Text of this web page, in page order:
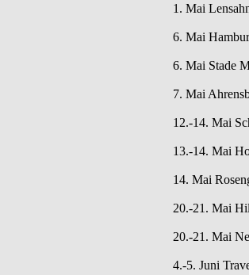
1. Mai
6. Mai
6. Mai Stade
7. Mai
12.-14. Mai
13.-14. Mai
14. Mai
20.-21. Mai
20.-21. Mai
4.-5. Juni